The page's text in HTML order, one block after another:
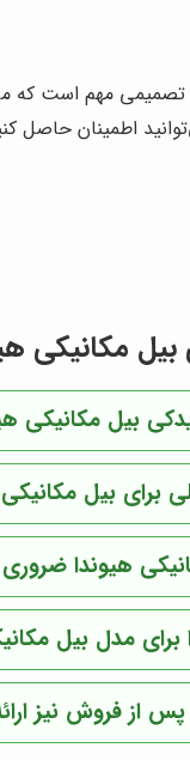
مهم است که
اطمینان حاصل
مکانیکی
بیل مکانیکی
برای بیل
هیوندا
مدل بیل
از فروش نیز